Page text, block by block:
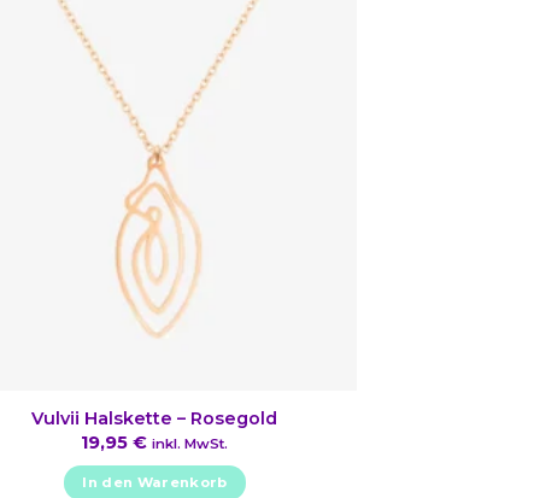
Vulvii Halskette – Rosegold
19,95€ inkl. MwSt.
In den Warenkorb